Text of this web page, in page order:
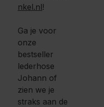
nkel.nl!
Ga je voor
onze
bestseller
lederhose
Johann of
zien we je
straks aan de